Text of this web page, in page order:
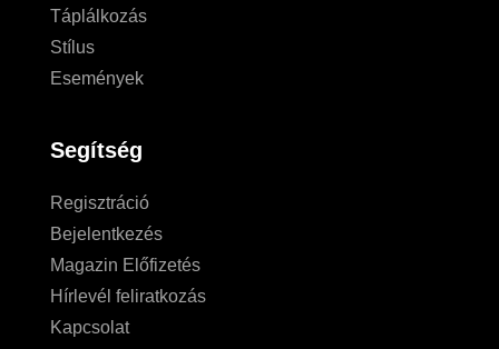
Táplálkozás
Stílus
Események
Segítség
Regisztráció
Bejelentkezés
Magazin Előfizetés
Hírlevél feliratkozás
Kapcsolat